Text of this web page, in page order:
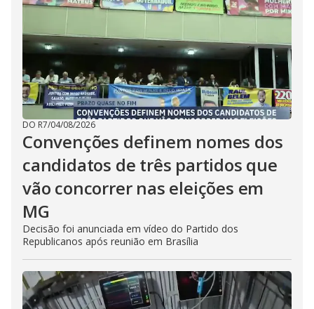
DO R7/04/08/2026
Convenções definem nomes dos
candidatos de três partidos que
vão concorrer nas eleições em
MG
Decisão foi anunciada em vídeo do Partido dos
Republicanos após reunião em Brasília